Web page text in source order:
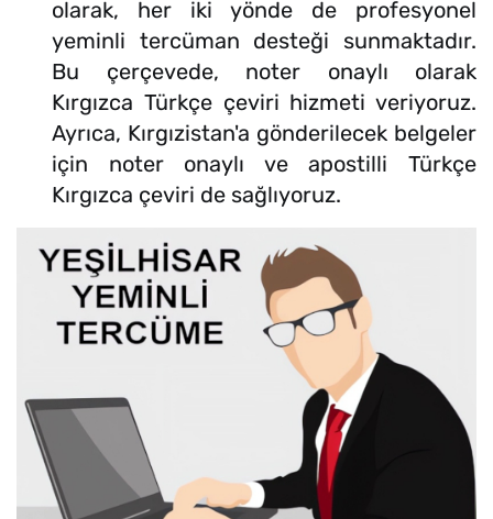
olarak, her iki yönde de profesyonel
yeminli tercüman desteği sunmaktadır.
Bu çerçevede, noter onaylı olarak
Kırgızca Türkçe çeviri hizmeti veriyoruz.
Ayrıca, Kırgızistan'a gönderilecek belgeler
için noter onaylı ve apostilli Türkçe
Kırgızca çeviri de sağlıyoruz.